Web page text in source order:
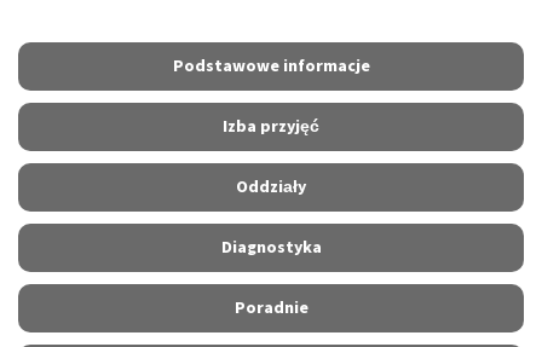
Podstawowe informacje
Izba przyjęć
Oddziały
Diagnostyka
Poradnie